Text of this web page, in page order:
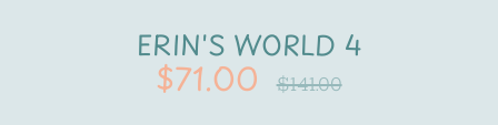
ERIN'S WORLD 4
$71.00
Regular
$141.00